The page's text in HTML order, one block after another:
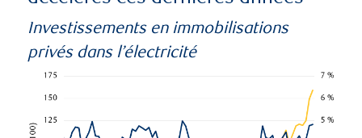
Investissements en immobilisations
privés dans l’électricité